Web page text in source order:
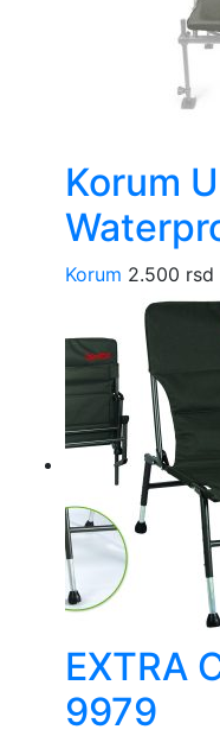
Korum
Korum 2.500 rsd
EXTRA
9979